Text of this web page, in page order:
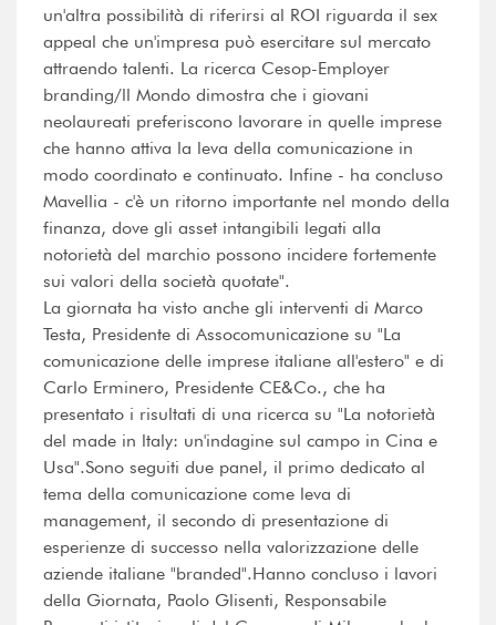
un'altra possibilità di riferirsi al ROI riguarda il sex
appeal che un'impresa può esercitare sul mercato
attraendo talenti. La ricerca Cesop-Employer
branding/ll Mondo dimostra che i giovani
neolaureati preferiscono lavorare in quelle imprese
che hanno attiva la leva della comunicazione in
modo coordinato e continuato. Infine - ha concluso
Mavellia - c'è un ritorno importante nel mondo della
finanza, dove gli asset intangibili legati alla
notorietà del marchio possono incidere fortemente
sui valori della società quotate".
La giornata ha visto anche gli interventi di Marco
Testa, Presidente di Assocomunicazione su "La
comunicazione delle imprese italiane all'estero" e di
Carlo Erminero, Presidente CE&Co., che ha
presentato i risultati di una ricerca su "La notorietà
del made in ltaly: un'indagine sul campo in Cina e
Usa".Sono seguiti due panel, il primo dedicato al
tema della comunicazione come leva di
management, il secondo di presentazione di
esperienze di successo nella valorizzazione delle
aziende italiane "branded".Hanno concluso i lavori
della Giornata, Paolo Glisenti, Responsabile